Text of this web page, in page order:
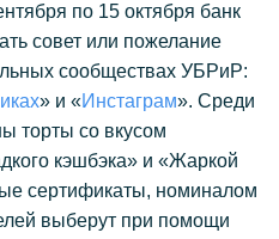
по 15 октября банк
совет или пожелание
сообществах УБРиР:
» и «Инстаграм». Среди
торты со вкусом
кэшбэка» и «Жаркой
сертификаты, номиналом
выберут при помощи